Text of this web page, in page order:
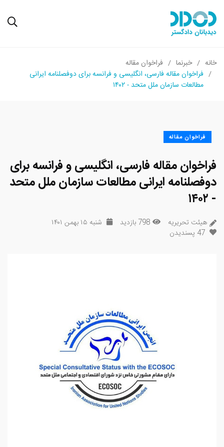
خانه خبرنما
فراخوان مقاله
فراخوان مقاله فارسی، انگلیسی و فرانسه برای دوفصلنامه ایرانی
مطالعات سازمان ملل متحد - ۱۴۰۲
فراخوان مقاله
فراخوان مقاله فارسی، انگلیسی و فرانسه برای
دوفصلنامه ایرانی مطالعات سازمان ملل متحد
- ۱۴۰۲
هیئت تحریریه 798 بازدید
شنبه ۱۵ بهمن ۱۴۰۱
47 پسندیدن